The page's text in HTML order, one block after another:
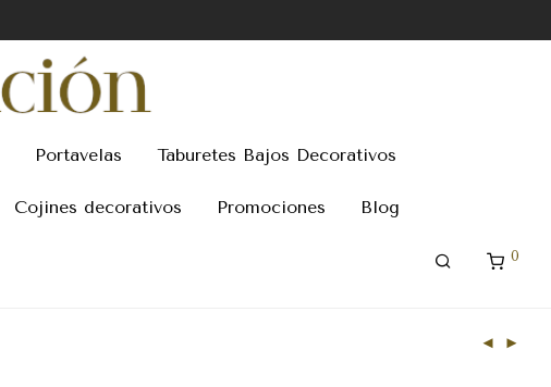
Portavelas Taburetes Bajos Decorativos
Cojines decorativos Promociones Blog
0